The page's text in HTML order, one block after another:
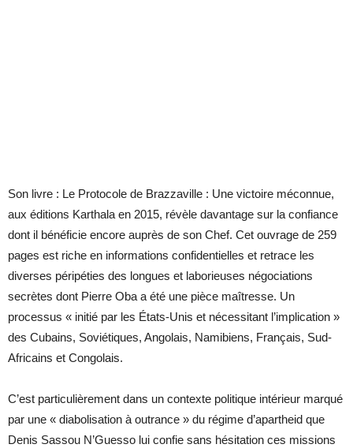
Son livre : Le Protocole de Brazzaville : Une victoire méconnue,
aux éditions Karthala en 2015, révèle davantage sur la confiance
dont il bénéficie encore auprès de son Chef. Cet ouvrage de 259
pages est riche en informations confidentielles et retrace les
diverses péripéties des longues et laborieuses négociations
secrètes dont Pierre Oba a été une pièce maîtresse. Un
processus « initié par les États-Unis et nécessitant l’implication »
des Cubains, Soviétiques, Angolais, Namibiens, Français, Sud-
Africains et Congolais.
C’est particulièrement dans un contexte politique intérieur marqué
par une « diabolisation à outrance » du régime d’apartheid que
Denis Sassou N’Guesso lui confie sans hésitation ces missions